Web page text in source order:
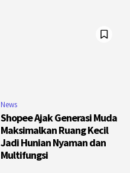
News
Shopee Ajak Generasi Muda
Maksimalkan Ruang Kecil
Jadi Hunian Nyaman dan
Multifungsi